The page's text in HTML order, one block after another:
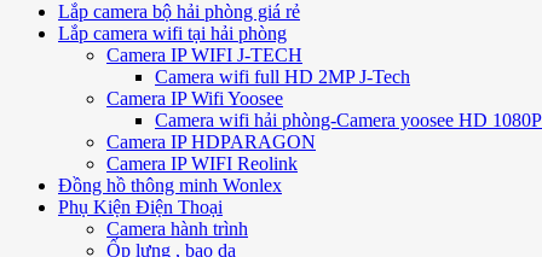
Lắp camera bộ hải phòng giá rẻ
Lắp camera wifi tại hải phòng
Camera IP WIFI J-TECH
Camera wifi full HD 2MP J-Tech
Camera IP Wifi Yoosee
Camera wifi hải phòng-Camera yoosee HD
Camera IP HDPARAGON
Camera IP WIFI Reolink
Đồng hồ thông minh Wonlex
Phụ Kiện Điện Thoại
Camera hành trình
Ốp lưng , bao da